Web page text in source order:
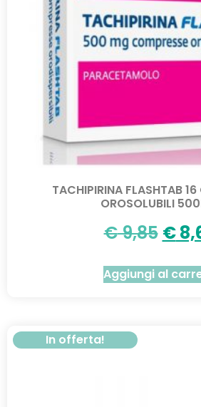
TACHIPIRINA FLASHTAB 16
OROSOLUBILI
€9,85 €
Aggiungi al
In offerta!